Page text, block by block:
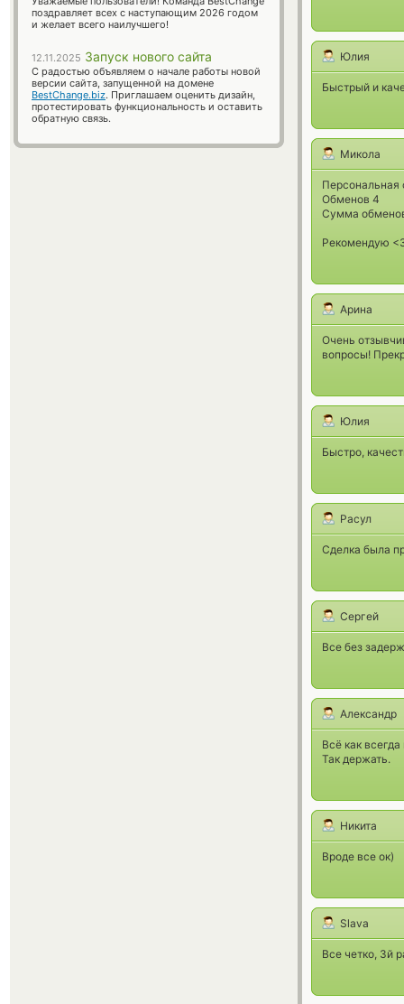
Юлия
Быстрый и
Микола
Персональная
Обменов 4
Сумма
Рекомендую
Арина
Очень
вопросы!
Юлия
Быстро,
Расул
Сделка была
Сергей
Все без
Александр
Всё как
Так держать.
Никита
Вроде все ок)
Slava
Все четко, 3й
поздравляет всех с наступающим 2026 годом
и желает всего наилучшего!
12.11.2025 Запуск нового сайта
С радостью объявляем о начале работы новой
версии сайта, запущенной на домене
BestChange.biz. Приглашаем оценить дизайн,
протестировать функциональность и оставить
обратную связь.